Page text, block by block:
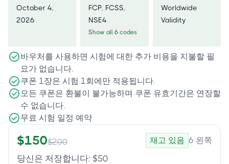
October 4,
2026
FCP, FCSS,
NSE4
Show all 6 codes
Worldwide
Validity
바우처를 사용하면 시험에 대한 추가 비용을 지불할 필
요가 없습니다.
쿠폰 1장은 시험 1회에만 적용됩니다.
모든 쿠폰은 환불이 불가능하며 쿠폰 유효기간은 연장할
수 없습니다.
무료 시험 일정 예약
$150$200 재고 있음 6 왼쪽
당신은 저장합니다: $50